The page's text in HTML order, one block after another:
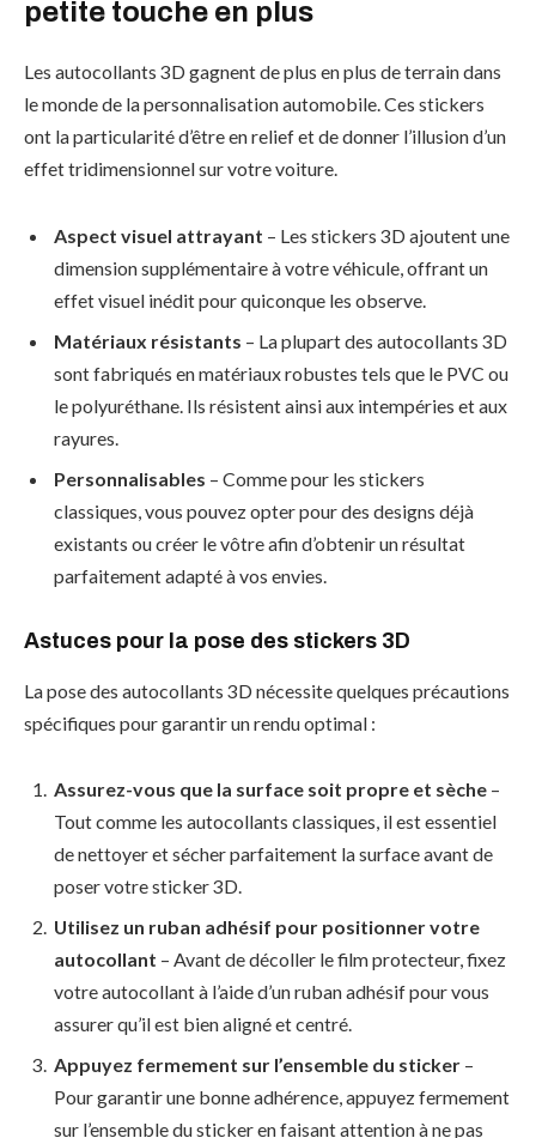
petite touche en plus
Les autocollants 3D gagnent de plus en plus de terrain dans
le monde de la personnalisation automobile. Ces stickers
ont la particularité d’être en relief et de donner l’illusion d’un
effet tridimensionnel sur votre voiture.
Aspect visuel attrayant – Les stickers 3D ajoutent une
dimension supplémentaire à votre véhicule, offrant un
effet visuel inédit pour quiconque les observe.
Matériaux résistants – La plupart des autocollants 3D
sont fabriqués en matériaux robustes tels que le PVC ou
le polyuréthane. Ils résistent ainsi aux intempéries et aux
rayures.
Personnalisables – Comme pour les stickers
classiques, vous pouvez opter pour des designs déjà
existants ou créer le vôtre afin d’obtenir un résultat
parfaitement adapté à vos envies.
Astuces pour la pose des stickers 3D
La pose des autocollants 3D nécessite quelques précautions
spécifiques pour garantir un rendu optimal :
Assurez-vous que la surface soit propre et sèche –
Tout comme les autocollants classiques, il est essentiel
de nettoyer et sécher parfaitement la surface avant de
poser votre sticker 3D.
Utilisez un ruban adhésif pour positionner votre
autocollant – Avant de décoller le film protecteur, fixez
votre autocollant à l’aide d’un ruban adhésif pour vous
assurer qu’il est bien aligné et centré.
Appuyez fermement sur l’ensemble du sticker –
Pour garantir une bonne adhérence, appuyez fermement
sur l’ensemble du sticker en faisant attention à ne pas